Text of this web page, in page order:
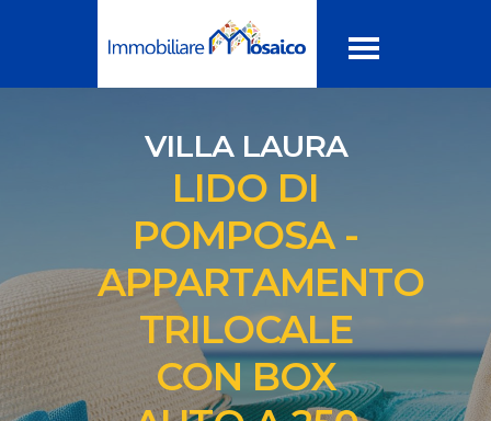
VILLA LAURA
LIDO DI
POMPOSA -
APPARTAMENTO
TRILOCALE
CON BOX